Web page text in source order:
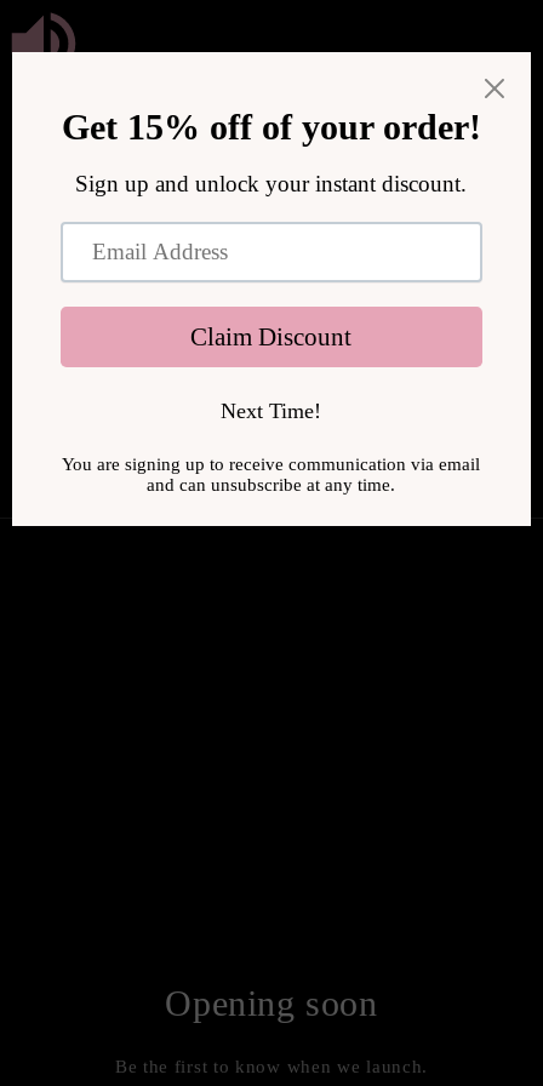
siirry
sisältöön
back online soon.
Siirry sisään käyttämällä salasanaa
Opening soon
Be the first to know when we launch.